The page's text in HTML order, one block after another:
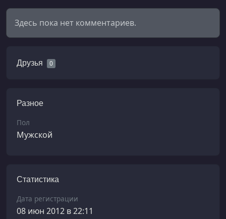
Здесь пока нет комментариев.
Друзья 0
Разное
Пол
Мужской
Статистика
Дата регистрации
08 июн 2012 в 22:11